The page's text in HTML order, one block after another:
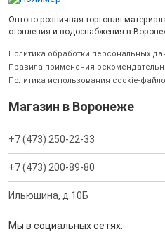
Оптово-розничная торговля
отопления и водоснабжения в
Политика обработки персональных
Правила применения
Политика использования cookie-
Магазин в Воронеже
+7 (473) 250-22-33
+7 (473) 200-89-80
Ильюшина, д.10Б
Мы в социальных сетях: